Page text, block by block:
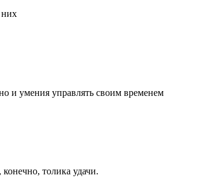
них
и умения управлять своим временем
толика удачи.